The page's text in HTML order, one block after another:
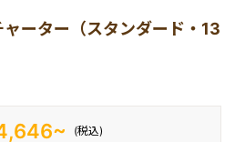
ャーター（スタンダード・13
(税込)